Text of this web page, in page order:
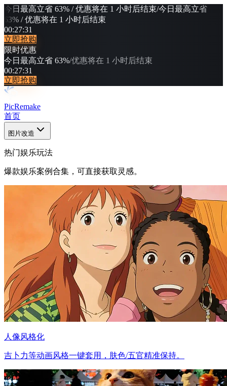
今日最高立省 63% / 优惠将在 1 小时后结束/今日最高立省
63% / 优惠将在 1 小时后结束
00:27:27
立即抢购
限时优惠
今日最高立省 63%/优惠将在 1 小时后结束
00:27:27
立即抢购
PicRemake
首页
图片改造
热门娱乐玩法
爆款娱乐案例合集，可直接获取灵感。
人像风格化
吉卜力等动画风格一键套用，肤色/五官精准保持。